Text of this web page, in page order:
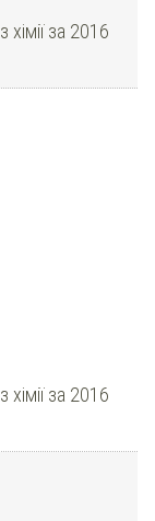
за 2016
за 2016